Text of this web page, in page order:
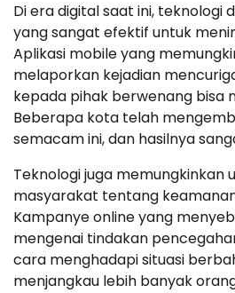
Di era digital saat ini, teknologi
yang sangat efektif untuk
Aplikasi mobile yang
melaporkan kejadian
kepada pihak berwenang bisa
Beberapa kota telah
semacam ini, dan hasilnya
Teknologi juga memungkinkan
masyarakat tentang
Kampanye online yang
mengenai tindakan
cara menghadapi situasi
menjangkau lebih banyak